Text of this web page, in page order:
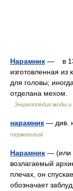
Нарамник — в 13
изготовленная из
для головы;
отделана мехом.
Энциклопедия моды
нарамник — див.
термінології
Нарамник — (или
возлагаемый
плечах, он
обозначает